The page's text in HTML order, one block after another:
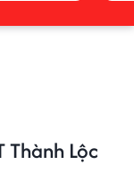
Thành Lộc